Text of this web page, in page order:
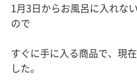
1月3日からお風呂に入れな
ので
すぐに手に入る商品で、現
した。